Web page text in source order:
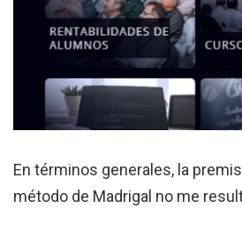
En términos generales, la
método de Madrigal no me